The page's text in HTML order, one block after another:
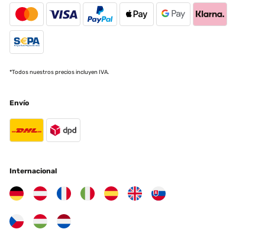
Das Hochbeet ist sehr stabil und macht einen hochwertigen
Eindruck! Gerne wieder
Amazon-Benutzer
Ich bin absolut begeistert von diesem Hochbeet aus Metall! Der
Aufbau war einfach und gut erklärt – auch allein machbar. Das
Material wirkt sehr robust und wetterfest, genau richtig für den
modern und hochwertig aus – ein echter Hingucker. Bisher
würde es jederzeit wieder kaufen!
Traducir
*Todos nuestros precios incluyen IVA.
Envío
Internacional